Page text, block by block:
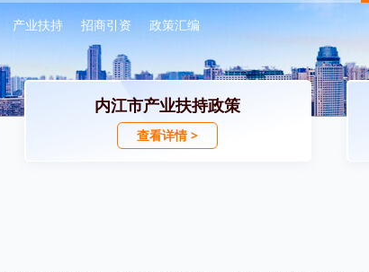
产业扶持 招商引资 政策汇编
内江市产业扶持政策
查看详情 >